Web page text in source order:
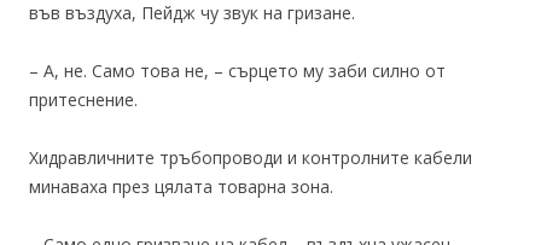
във въздуха, Пейдж чу звук на гризане.
– А, не. Само това не, – сърцето му заби силно от
притеснение.
Хидравличните тръбопроводи и контролните кабели
минаваха през цялата товарна зона.